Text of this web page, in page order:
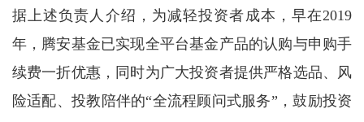
据上述负责人介绍，为减轻投资者成本，早在2019
年，腾安基金已实现全平台基金产品的认购与申购手
续费一折优惠，同时为广大投资者提供严格选品、风
险适配、投教陪伴的“全流程顾问式服务”，鼓励投资